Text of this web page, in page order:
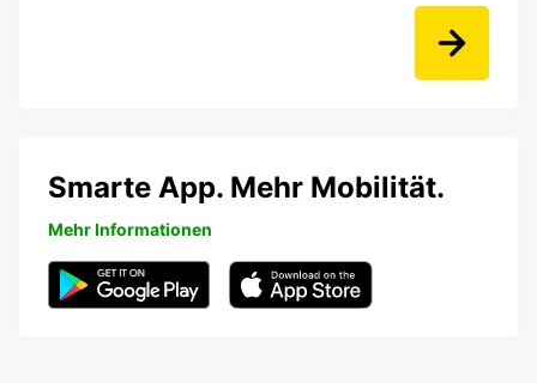
Smarte App. Mehr Mobilität.
Mehr Informationen